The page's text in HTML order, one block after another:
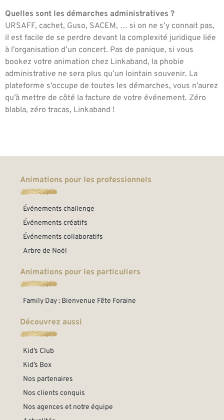
Quelles sont les démarches administratives ?
URSAFF, cachet, Guso, SACEM, … si on ne s’y connait pas,
il est facile de se perdre devant la complexité juridique liée
à l’organisation d’un concert. Pas de panique, si vous
bookez votre animation chez Linkaband, la phobie
administrative ne sera plus qu’un lointain souvenir. La
plateforme s’occupe de toutes les démarches, vous n’aurez
qu’à mettre de côté la facture de votre événement. Zéro
blabla, zéro tracas, Linkaband !
Animations pour les professionnels
Événements challenge
Événements créatifs
Événements collaboratifs
Arbre de Noël
Animations pour les particuliers
Family Day : Bienvenue Fête Foraine
Découvrez aussi
Kid’s Club
Kid’s Box
Nos partenaires
Nos clients conquis
Nos agences et notre équipe